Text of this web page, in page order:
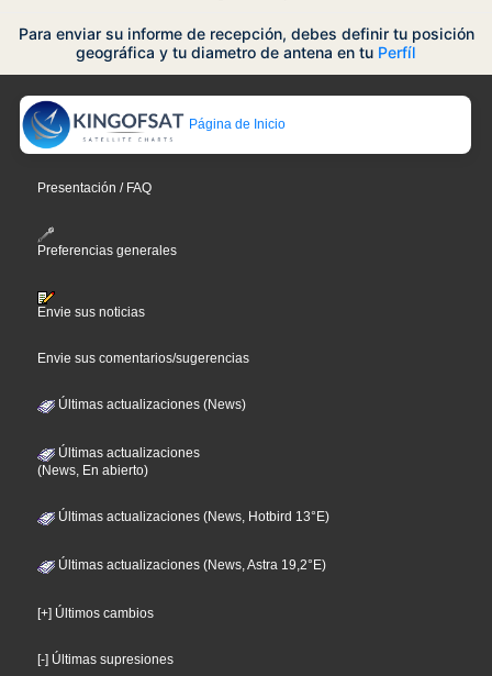
Para enviar su informe de recepción, debes definir tu posición
geográfica y tu diametro de antena en tu Perfíl
Página de Inicio
Presentación / FAQ
Preferencias generales
Envie sus noticias
Envie sus comentarios/sugerencias
Últimas actualizaciones (News)
Últimas actualizaciones
(News, En abierto)
Últimas actualizaciones (News, Hotbird 13°E)
Últimas actualizaciones (News, Astra 19,2°E)
[+] Últimos cambios
[-] Últimas supresiones